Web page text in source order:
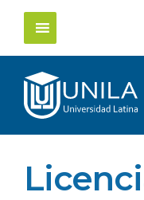
Saltar
contenido